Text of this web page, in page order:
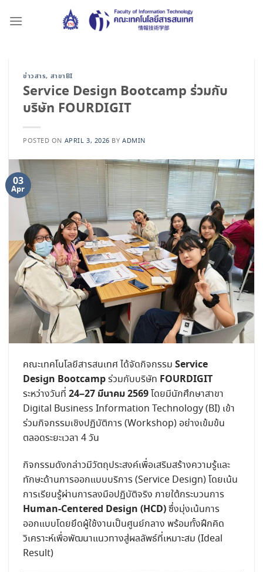
ข่าวสาร, สาขาBI
Service Design Bootcamp ร่วมกับ
บริษัท FOURDIGIT
POSTED ON APRIL 3, 2026 BYADMIN
03
Apr
คณะเทคโนโลยีสารสนเทศ ได้จัดกิจกรรม Service
Design Bootcampร่วมกับบริษัท FOURDIGIT
ระหว่างวันที่ 24–27 มีนาคม 2569โดยมีนักศึกษาสาขา
Digital Business Information Technology (BI) เข้า
ร่วมกิจกรรมเชิงปฏิบัติการ (Workshop) อย่างเข้มข้น
ตลอดระยะเวลา 4 วัน
กิจกรรมดังกล่าวมีวัตถุประสงค์เพื่อเสริมสร้างความรู้และ
ทักษะด้านการออกแบบบริการ (Service Design) โดยเน้น
การเรียนรู้ผ่านการลงมือปฏิบัติจริง ภายใต้กระบวนการ
Human-Centered Design (HCD)ซึ่งมุ่งเน้นการ
ออกแบบโดยยึดผู้ใช้งานเป็นศูนย์กลาง พร้อมทั้งฝึกคิด
วิเคราะห์เพื่อพัฒนาแนวทางสู่ผลลัพธ์ที่เหมาะสม (Ideal
Result)